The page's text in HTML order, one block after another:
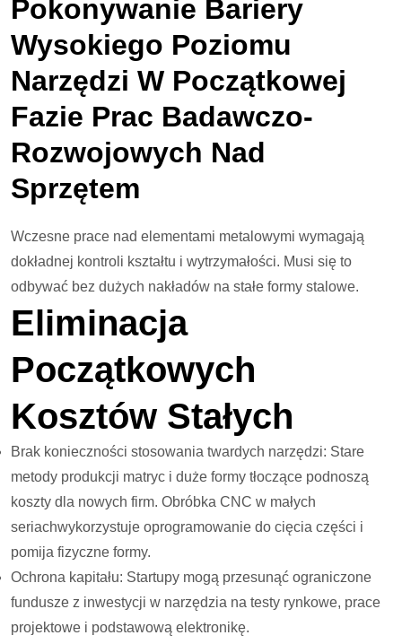
Pokonywanie Bariery
Wysokiego Poziomu
Narzędzi W Początkowej
Fazie Prac Badawczo-
Rozwojowych Nad
Sprzętem
Wczesne prace nad elementami metalowymi wymagają
dokładnej kontroli kształtu i wytrzymałości. Musi się to
odbywać bez dużych nakładów na stałe formy stalowe.
Eliminacja
Początkowych
Kosztów Stałych
Brak konieczności stosowania twardych narzędzi: Stare
metody produkcji matryc i duże formy tłoczące podnoszą
koszty dla nowych firm. Obróbka CNC w małych
seriachwykorzystuje oprogramowanie do cięcia części i
pomija fizyczne formy.
Ochrona kapitału: Startupy mogą przesunąć ograniczone
fundusze z inwestycji w narzędzia na testy rynkowe, prace
projektowe i podstawową elektronikę.